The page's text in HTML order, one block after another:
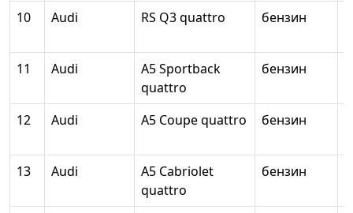
10 Audi RS Q3 quattro бензин
11 Audi
A5 Sportback
quattro
бензин
12 Audi A5 Coupe quattro бензин
13 Audi
A5 Cabriolet
quattro
бензин